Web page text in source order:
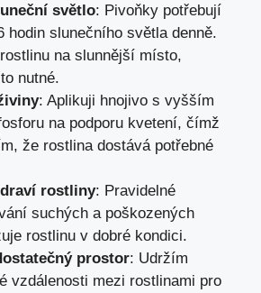
světlo: Pivoňky potřebují
hodin slunečního světla denně.
na slunnější místo,
nutné.
: Aplikuji hnojivo s vyšším
na podporu kvetení, čímž
že rostlina dostává potřebné
rostliny: Pravidelné
suchých a poškozených
rostlinu v dobré kondici.
prostor: Udržím
vzdálenosti mezi rostlinami pro